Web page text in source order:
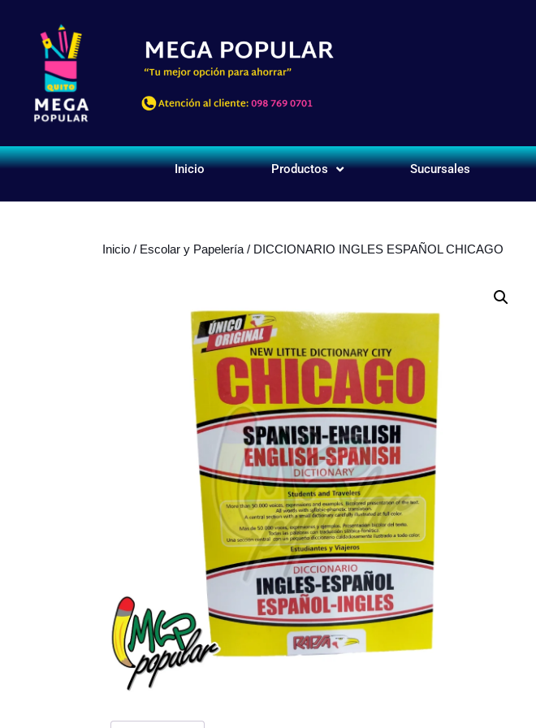
Inicio Productos Sucursales
Inicio / Escolar y Papelería / DICCIONARIO INGLES ESPAÑOL CHICAGO